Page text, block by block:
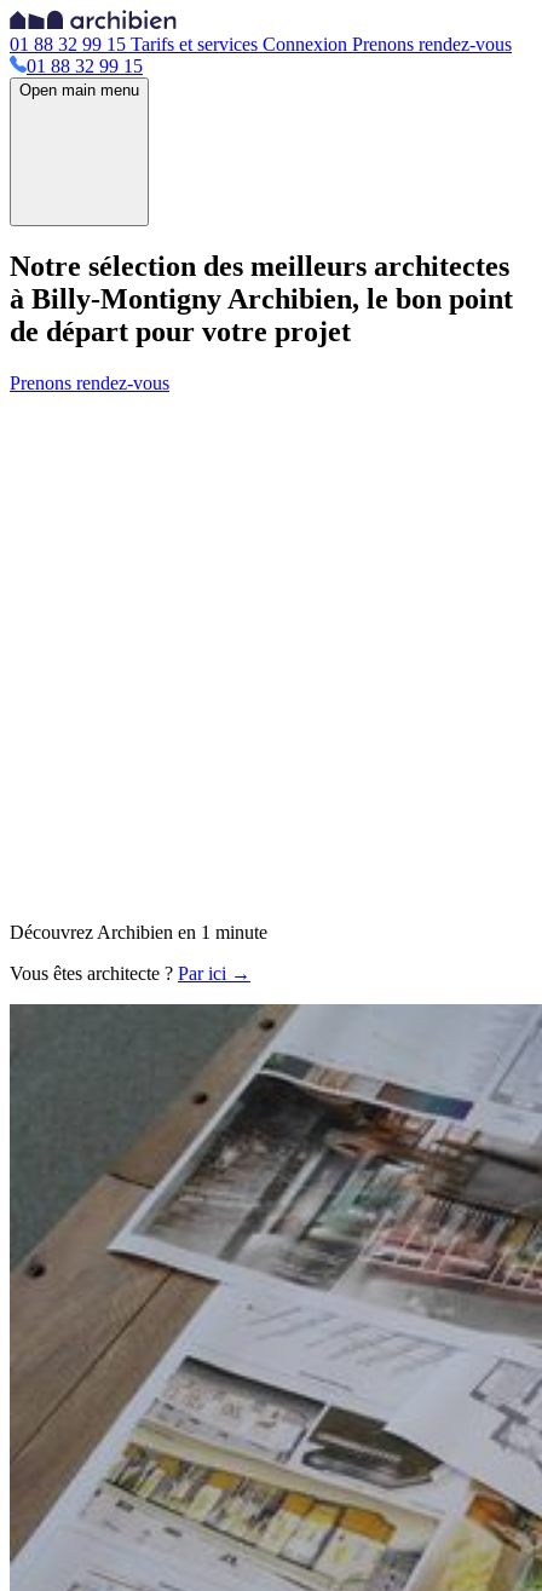
01 88 32 99 15 Tarifs et services Connexion Prenons rendez-vous
01 88 32 99 15
Open main menu
Notre sélection des meilleurs architectes
à Billy-Montigny Archibien, le bon point
de départ pour votre projet
Prenons rendez-vous
Découvrez Archibien en 1 minute
Vous êtes architecte ? Par ici →